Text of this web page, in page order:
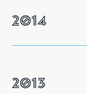
2014
2013